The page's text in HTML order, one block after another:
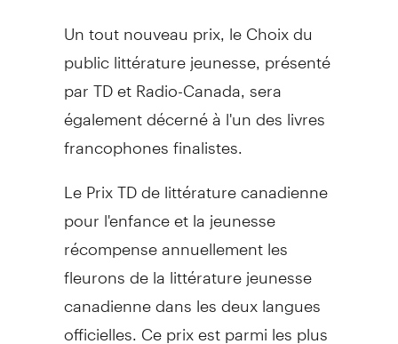
Un tout nouveau prix, le Choix du
public littérature jeunesse, présenté
par TD et Radio-Canada, sera
également décerné à l'un des livres
francophones finalistes.
Le Prix TD de littérature canadienne
pour l'enfance et la jeunesse
récompense annuellement les
fleurons de la littérature jeunesse
canadienne dans les deux langues
officielles. Ce prix est parmi les plus